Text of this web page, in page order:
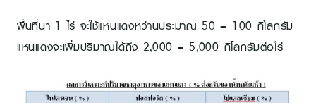
พื้นที่นา 1 ไร่ จะใช้แหนแดงหว่านประมาณ 50 – 100 กิโลกรัม
แหนแดงจะเพิ่มปริมาณได้ถึง 2,000 – 5,000 กิโลกรัมต่อไร่